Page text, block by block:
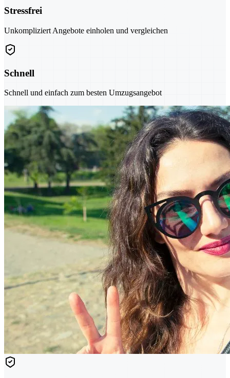
Stressfrei
Unkompliziert Angebote einholen und vergleichen
Schnell
Schnell und einfach zum besten Umzugsangebot